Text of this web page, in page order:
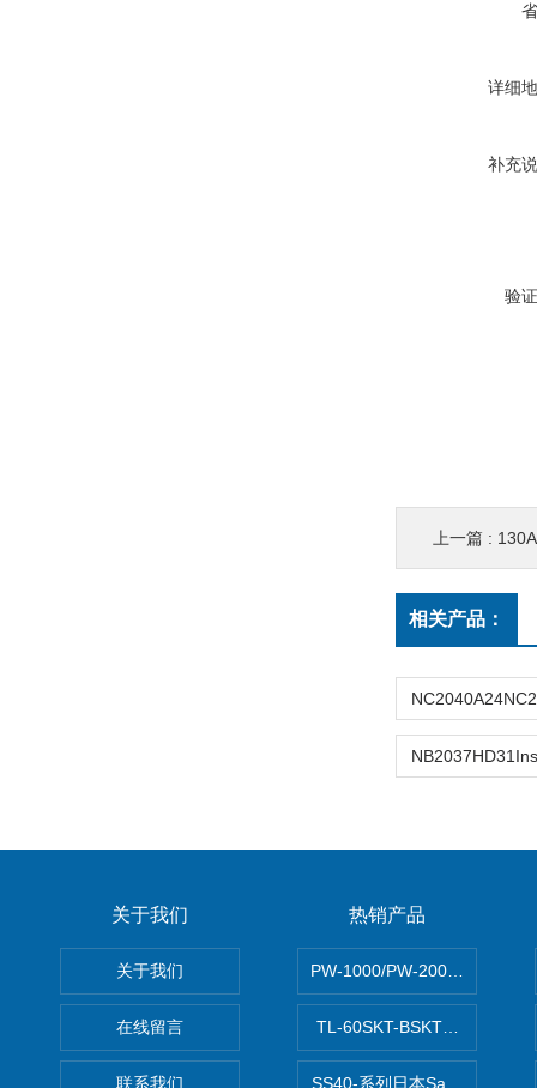
详细
补充
验
上一篇 :
相关产品：
关于我们
关于我们
在线留言
联系我们
热销产品
PW-1000/PW-
TL-60SKT-BSKTC张力控制器
SS40-系列日本Sawamura泽